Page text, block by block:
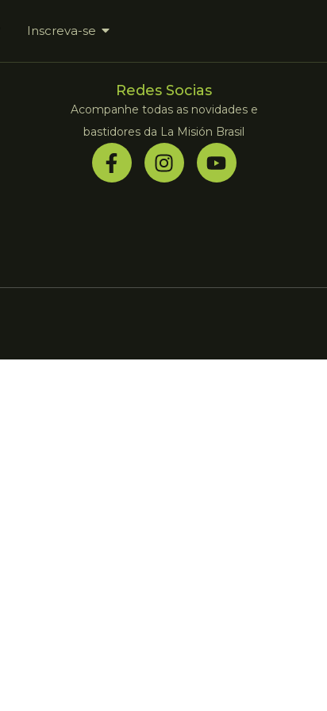
Inscreva-se
Redes Socias
Acompanhe todas as novidades e
bastidores da La Misión Brasil